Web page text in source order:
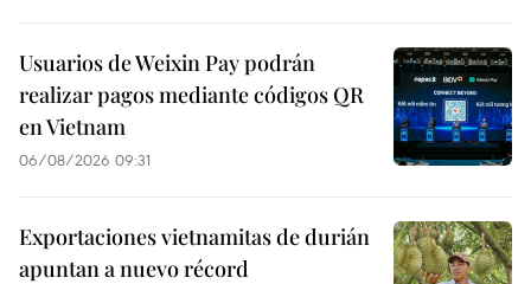
Usuarios de Weixin Pay podrán
realizar pagos mediante códigos QR
en Vietnam
06/08/2026 09:31
Exportaciones vietnamitas de durián
apuntan a nuevo récord